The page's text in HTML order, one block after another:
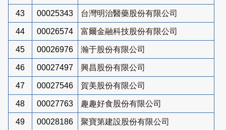
43 00025343 台灣明治醫藥股份有限公司
44 00026574 富爾金融科技股份有限公司
45 00026976 瀚于股份有限公司
46 00027497 興昌股份有限公司
47 00027546 賀美股份有限公司
48 00027763 趣趣好食股份有限公司
49 00028186 聚寶第建設股份有限公司